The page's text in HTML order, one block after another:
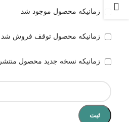
زمانیکه محصول موجود شد
زمانیکه محصول توقف فروش شد
زمانیکه نسخه جدید محصول
ثبت